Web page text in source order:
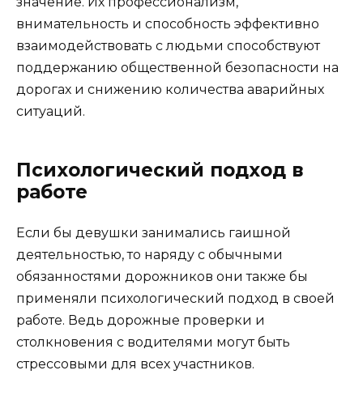
внимательность и способность эффективно
взаимодействовать с людьми способствуют
поддержанию общественной безопасности на
дорогах и снижению количества аварийных
ситуаций.
Психологический подход в
работе
Если бы девушки занимались гаишной
деятельностью, то наряду с обычными
обязанностями дорожников они также бы
применяли психологический подход в своей
работе. Ведь дорожные проверки и
столкновения с водителями могут быть
стрессовыми для всех участников.